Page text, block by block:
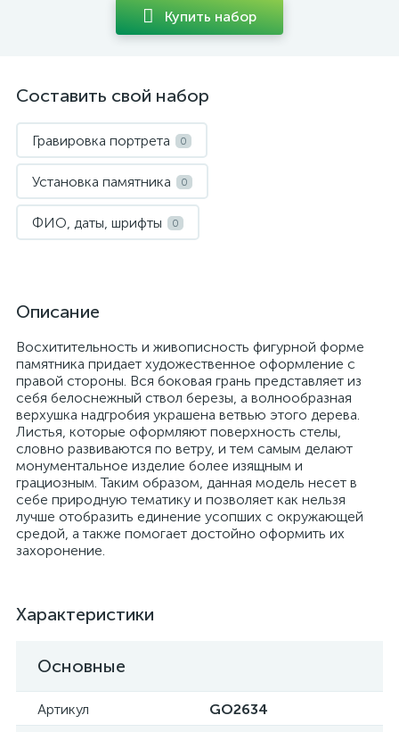
Купить набор
Составить свой набор
Гравировка портрета 0
Установка памятника 0
ФИО, даты, шрифты 0
Описание
Восхитительность и живописность фигурной форме
памятника придает художественное оформление с
правой стороны. Вся боковая грань представляет из
себя белоснежный ствол березы, а волнообразная
верхушка надгробия украшена ветвью этого дерева.
Листья, которые оформляют поверхность стелы,
словно развиваются по ветру, и тем самым делают
монументальное изделие более изящным и
грациозным. Таким образом, данная модель несет в
себе природную тематику и позволяет как нельзя
лучше отобразить единение усопших с окружающей
средой, а также помогает достойно оформить их
захоронение.
Характеристики
Основные
Артикул GO2634